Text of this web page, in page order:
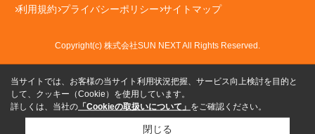
利用規約 プライバシーポリシー サイトマップ
Copyright(c) 株式会社SUN NEXT All Rights Reserved.
当サイトでは、お客様の当サイト利用状況把握、サービス向上検討を目的と
して、クッキー（Cookie）を使用しています。
詳しくは、当社の 「Cookieの取扱いについて」 をご確認ください。
閉じる